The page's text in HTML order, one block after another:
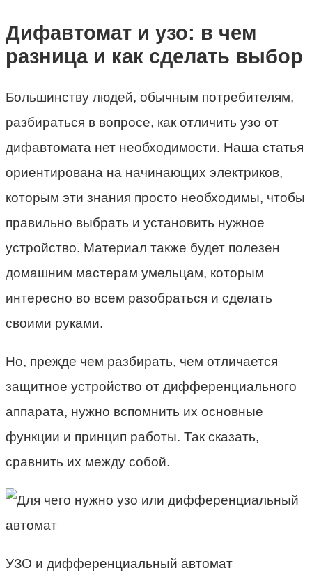
Дифавтомат и узо: в чем
разница и как сделать выбор
Большинству людей, обычным потребителям,
разбираться в вопросе, как отличить узо от
дифавтомата нет необходимости. Наша статья
ориентирована на начинающих электриков,
которым эти знания просто необходимы, чтобы
правильно выбрать и установить нужное
устройство. Материал также будет полезен
домашним мастерам умельцам, которым
интересно во всем разобраться и сделать
своими руками.
Но, прежде чем разбирать, чем отличается
защитное устройство от дифференциального
аппарата, нужно вспомнить их основные
функции и принцип работы. Так сказать,
сравнить их между собой.
УЗО и дифференциальный автомат